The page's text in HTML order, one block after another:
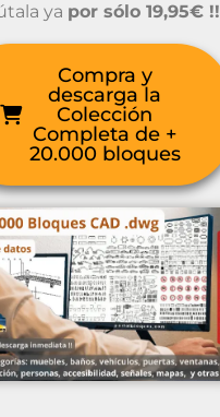
ya por sólo 19,95€ !!
Compra y
descarga la
Colección
Completa de +
20.000 bloques